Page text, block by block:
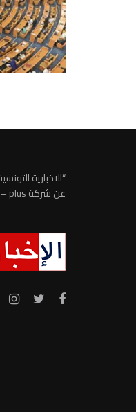
“الاخبارية
عن شركة info – plus